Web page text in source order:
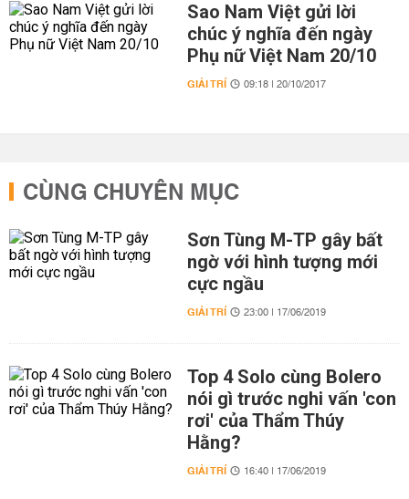
Sao Nam Việt gửi lời
chúc ý nghĩa đến ngày
Phụ nữ Việt Nam 20/10
GIẢI TRÍ 09:18 | 20/10/2017
CÙNG CHUYÊN MỤC
Sơn Tùng M-TP gây bất
ngờ với hình tượng mới
cực ngầu
GIẢI TRÍ 23:00 | 17/06/2019
Top 4 Solo cùng Bolero
nói gì trước nghi vấn 'con
rơi' của Thẩm Thúy
Hằng?
GIẢI TRÍ 16:40 | 17/06/2019